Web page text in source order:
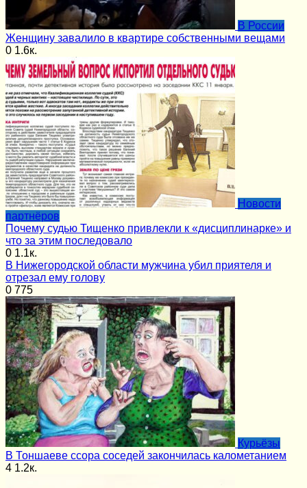
В России
Женщину завалило в квартире собственными вещами
0 1.6к.
Новости
партнёров
Почему судью Тищенко привлекли к «дисциплинарке» и
что за этим последовало
0 1.1к.
В Нижегородской области мужчина убил приятеля и
отрезал ему голову
0 775
Курьёзы
В Тоншаеве ссора соседей закончилась калометанием
4 1.2к.